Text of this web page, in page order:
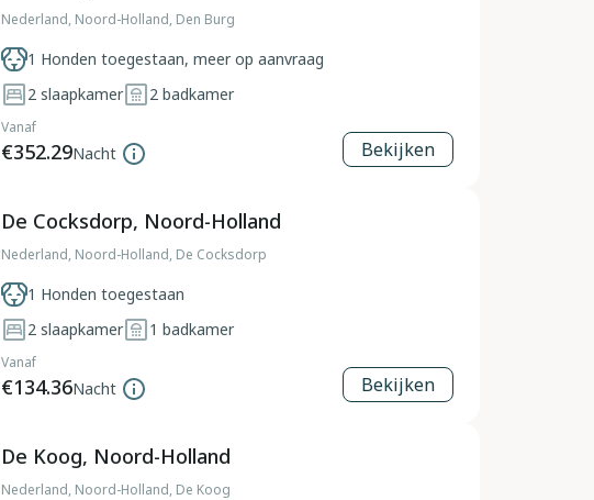
Nederland, Noord-Holland, Den Burg
1 Honden toegestaan, meer op aanvraag
2 slaapkamer 2 badkamer
Vanaf
€352.29Nacht Bekijken
De Cocksdorp, Noord-Holland
Nederland, Noord-Holland, De Cocksdorp
1 Honden toegestaan
2 slaapkamer 1 badkamer
Vanaf
€134.36Nacht Bekijken
De Koog, Noord-Holland
Nederland, Noord-Holland, De Koog